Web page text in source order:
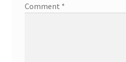
Comment *